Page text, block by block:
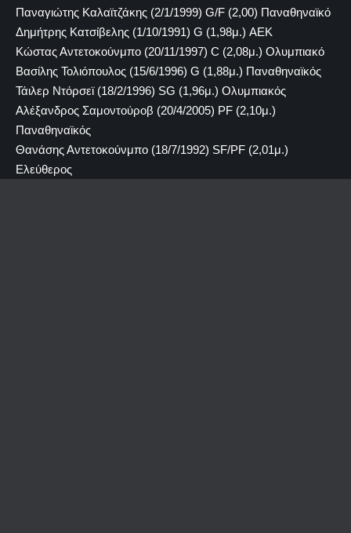
Παναγιώτης Καλαϊτζάκης (2/1/1999) G/F (2,00) Παναθηναϊκό
Δημήτρης Κατσίβελης (1/10/1991) G (1,98μ.) ΑΕΚ
Κώστας Αντετοκούνμπο (20/11/1997) C (2,08μ.) Ολυμπιακό
Βασίλης Τολιόπουλος (15/6/1996) G (1,88μ.) Παναθηναϊκός
Τάιλερ Ντόρσεϊ (18/2/1996) SG (1,96μ.) Ολυμπιακός
Αλέξανδρος Σαμοντούροβ (20/4/2005) PF (2,10μ.)
Παναθηναϊκός
Θανάσης Αντετοκούνμπο (18/7/1992) SF/PF (2,01μ.)
Eλεύθερος